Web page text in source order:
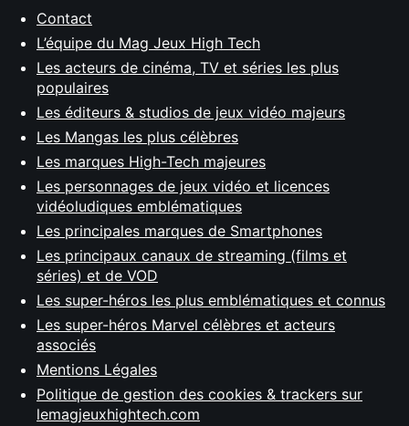
Contact
L’équipe du Mag Jeux High Tech
Les acteurs de cinéma, TV et séries les plus
populaires
Les éditeurs & studios de jeux vidéo majeurs
Les Mangas les plus célèbres
Les marques High-Tech majeures
Les personnages de jeux vidéo et licences
vidéoludiques emblématiques
Les principales marques de Smartphones
Les principaux canaux de streaming (films et
séries) et de VOD
Les super-héros les plus emblématiques et connus
Les super-héros Marvel célèbres et acteurs
associés
Mentions Légales
Politique de gestion des cookies & trackers sur
lemagjeuxhightech.com